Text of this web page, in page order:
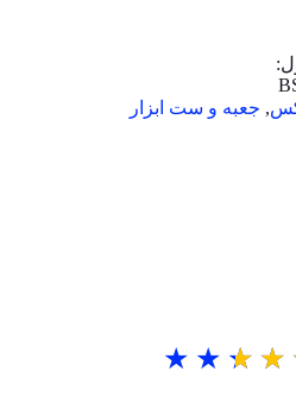
, جعبه و ست ابزار
★
★
★
★